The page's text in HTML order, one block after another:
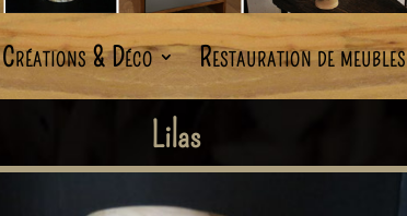
Créations & Déco Restauration de meubles
Lilas